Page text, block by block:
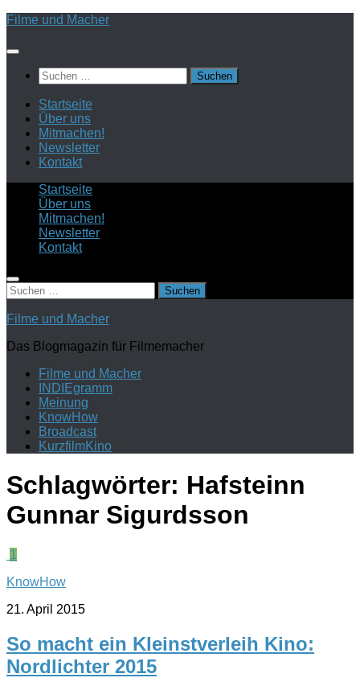
Zum
springen
Filme und Macher
Suchen
nach:
Startseite
Über uns
Mitmachen!
Newsletter
Kontakt
Startseite
Über uns
Mitmachen!
Newsletter
Kontakt
Suchen
nach:
Filme und Macher
Das Blogmagazin für Filmemacher
Filme und Macher
INDIEgramm
Meinung
KnowHow
Broadcast
KurzfilmKino
Schlagwörter: Hafsteinn
Gunnar Sigurdsson
1
KnowHow
21. April 2015
So macht ein Kleinstverleih Kino:
Nordlichter 2015